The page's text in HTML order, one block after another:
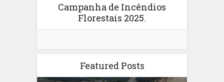
Campanha de Incêndios
Florestais 2025.
Featured Posts